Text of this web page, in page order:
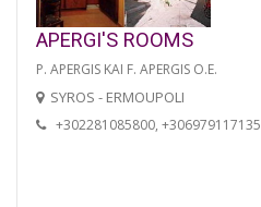
APERGI'S ROOMS
P. APERGIS KAI F. APERGIS O.E.
SYROS - ERMOUPOLI
+302281085800, +306979117135